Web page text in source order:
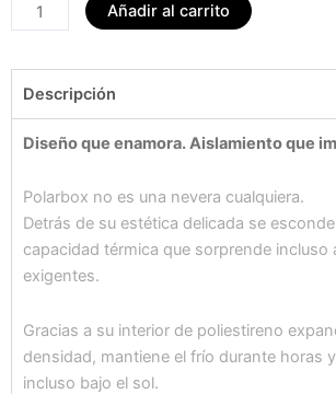
Añadir al carrito
Descripción
Diseño que enamora. Aislamiento que
Polarbox no es una nevera cualquiera.
Detrás de su estética delicada se
capacidad térmica que sorprende incluso
exigentes.
Gracias a su interior de poliestireno
densidad, mantiene el frío durante horas
incluso bajo el sol.